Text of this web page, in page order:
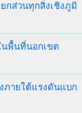
กส่วนทุกสิ่งเชิงภูมิ
นพื้นที่นอกเขต
ภายใต้แรงดันแบก